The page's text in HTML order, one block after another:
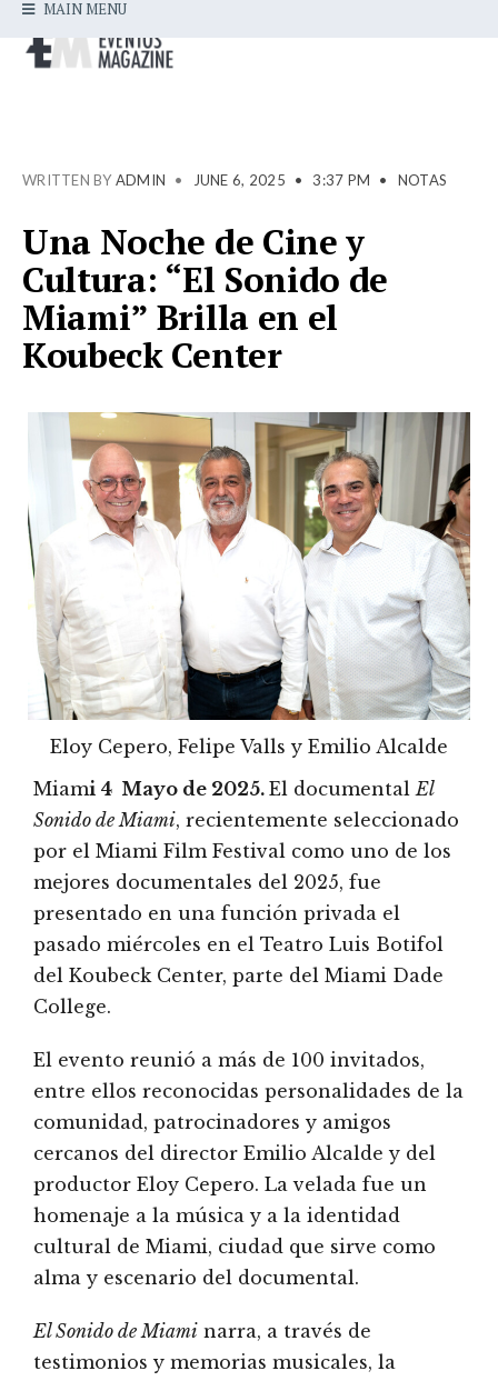
MAIN MENU
WRITTEN BY ADMIN • JUNE 6, 2025 • 3:37 PM • NOTAS
Una Noche de Cine y
Cultura: “El Sonido de
Miami” Brilla en el
Koubeck Center
Eloy Cepero, Felipe Valls y Emilio Alcalde
Miami 4 Mayo de 2025. El documentalEl
Sonido de Miami, recientemente seleccionado
por el Miami Film Festival como uno de los
mejores documentales del 2025, fue
presentado en una función privada el
pasado miércoles en el Teatro Luis Botifol
del Koubeck Center, parte del Miami Dade
College.
El evento reunió a más de 100 invitados,
entre ellos reconocidas personalidades de la
comunidad, patrocinadores y amigos
cercanos del director Emilio Alcalde y del
productor Eloy Cepero. La velada fue un
homenaje a la música y a la identidad
cultural de Miami, ciudad que sirve como
alma y escenario del documental.
El Sonido de Miami narra, a través de
testimonios y memorias musicales, la